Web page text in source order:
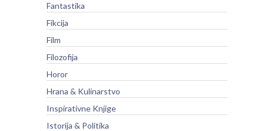
Fantastika
Fikcija
Film
Filozofija
Horor
Hrana & Kulinarstvo
Inspirativne Knjige
Istorija & Politika